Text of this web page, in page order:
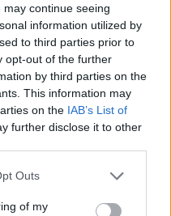
continue seeing
information utilized by
to third parties prior to
opt-out of the further
by third parties on the
This information may
on the IAB’s List of
further disclose it to other
one or more Google
You may click to
Outs
of my
πληθυσμού είναι
εσωτερικούς
της δυναμικότητας
κλπ /
πρωτόκολλο του